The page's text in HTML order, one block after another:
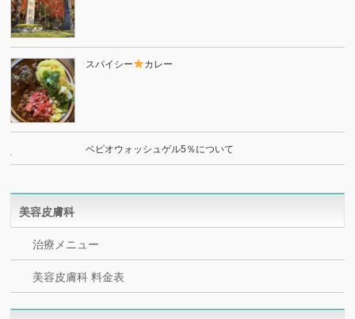
スパイシー カレー
ベピオウォッシュゲル5％について
美容皮膚科
治療メニュー
美容皮膚科 料金表